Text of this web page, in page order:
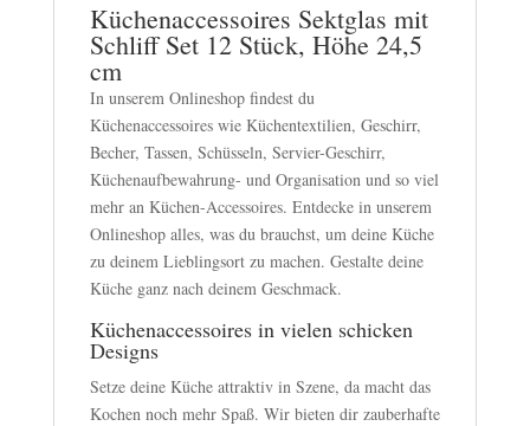
Küchenaccessoires Sektglas mit
Schliff Set 12 Stück, Höhe 24,5
cm
In unserem Onlineshop findest du
Küchenaccessoires wie Küchentextilien, Geschirr,
Becher, Tassen, Schüsseln, Servier-Geschirr,
Küchenaufbewahrung- und Organisation und so viel
mehr an Küchen-Accessoires. Entdecke in unserem
Onlineshop alles, was du brauchst, um deine Küche
zu deinem Lieblingsort zu machen. Gestalte deine
Küche ganz nach deinem Geschmack.
Küchenaccessoires in vielen schicken
Designs
Setze deine Küche attraktiv in Szene, da macht das
Kochen noch mehr Spaß. Wir bieten dir zauberhafte